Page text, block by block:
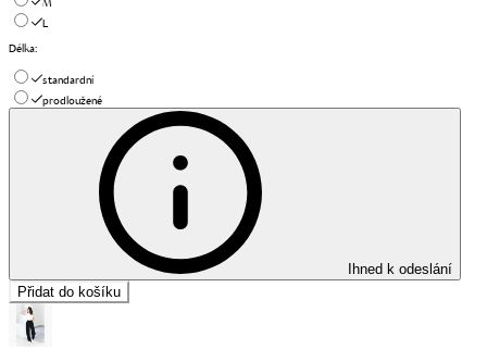
L
Délka:
standardní
prodloužené
Ihned k odeslání
Přidat do košíku